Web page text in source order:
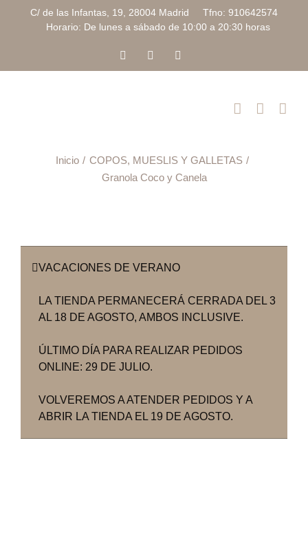
C/ de las Infantas, 19, 28004 Madrid Tfno: 910642574
Horario: De lunes a sábado de 10:00 a 20:30 horas
FacebookInstagram
Inicio
COPOS, MUESLIS Y GALLETAS
Granola Coco y Canela
VACACIONES DE VERANO
LA TIENDA PERMANECERÁ CERRADA DEL 3
AL 18 DE AGOSTO, AMBOS INCLUSIVE.
ÚLTIMO DÍA PARA REALIZAR PEDIDOS
ONLINE: 29 DE JULIO.
VOLVEREMOS A ATENDER PEDIDOS Y A
ABRIR LA TIENDA EL 19 DE AGOSTO.